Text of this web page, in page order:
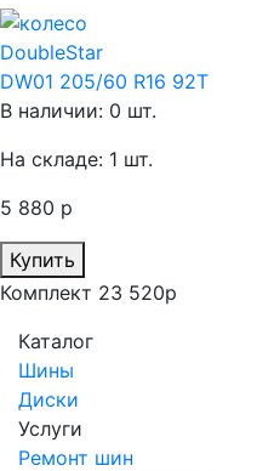
DoubleStar
DW01 205/60 R16 92T
В наличии: 0 шт.
На складе: 1 шт.
5 880 р
Купить
Комплект 23 520р
Каталог
Шины
Диски
Услуги
Ремонт шин